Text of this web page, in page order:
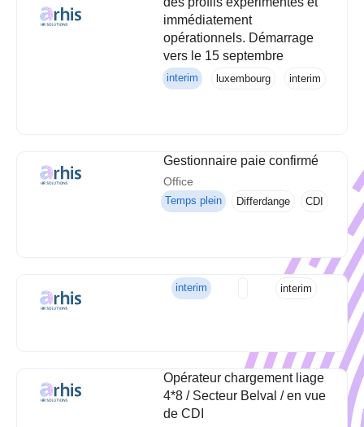
immédiatement
opérationnels. Démarrage
vers le 15 septembre
interim luxembourg interim
Gestionnaire paie confirmé
Office
Temps plein Differdange CDI
interim interim
Opérateur chargement liage
4*8 / Secteur Belval / en vue
de CDI